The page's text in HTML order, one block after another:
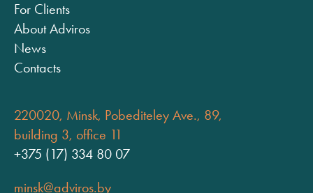
For Clients
About Adviros
News
Contacts
220020, Minsk, Pobediteley Ave., 89,
building 3, office 11
+375 (17) 334 80 07
minsk@adviros.by